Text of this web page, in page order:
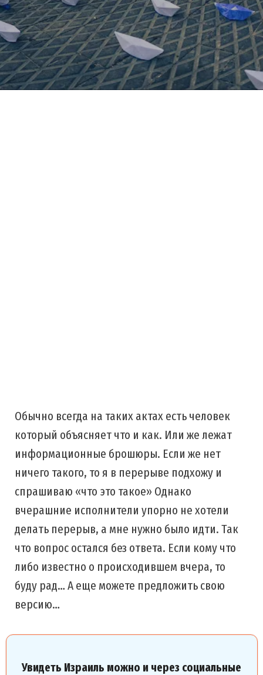
Обычно всегда на таких актах есть человек
который объясняет что и как. Или же лежат
информационные брошюры. Если же нет
ничего такого, то я в перерыве подхожу и
спрашиваю «что это такое» Однако
вчерашние исполнители упорно не хотели
делать перерыв, а мне нужно было идти. Так
что вопрос остался без ответа. Если кому что
либо известно о происходившем вчера, то
буду рад… А еще можете предложить свою
версию…
Увидеть Израиль можно и через социальные